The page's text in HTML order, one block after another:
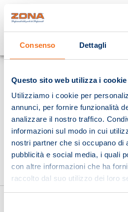
Consenso Dettagli
Questo sito web utilizza i cookie
Utilizziamo i cookie per
annunci, per fornire funzionalità
analizzare il nostro traffico.
informazioni sul modo in cui
nostri partner che si occupano di
pubblicità e social media, i quali
con altre informazioni che ha
raccolto dal suo utilizzo dei loro
Cosa stai cercando?